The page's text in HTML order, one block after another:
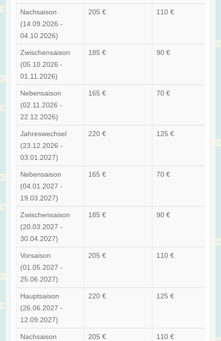
Nachsaison
(14.09.2026 -
04.10.2026)
205 € 110 €
Zwischensaison
(05.10.2026 -
01.11.2026)
185 € 90 €
Nebensaison
(02.11.2026 -
22.12.2026)
165 € 70 €
Jahreswechsel
(23.12.2026 -
03.01.2027)
220 € 125 €
Nebensaison
(04.01.2027 -
19.03.2027)
165 € 70 €
Zwischensaison
(20.03.2027 -
30.04.2027)
185 € 90 €
Vorsaison
(01.05.2027 -
25.06.2027)
205 € 110 €
Hauptsaison
(26.06.2027 -
12.09.2027)
220 € 125 €
Nachsaison
205 € 110 €